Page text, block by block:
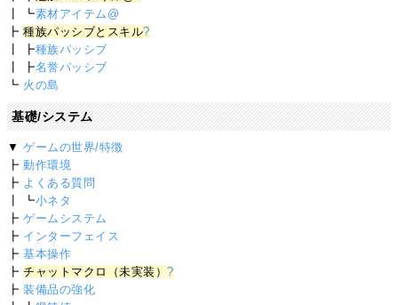
┃ ┗素材アイテム@
┣種族パッシブとスキル?
┃ ┣種族パッシブ
┃ ┣名誉パッシブ
┗ 火の島
基礎/システム
▼ゲームの世界/特徴
┣動作環境
┣ よくある質問
┃ ┗小ネタ
┣ゲームシステム
┣ インターフェイス
┣基本操作
┣チャットマクロ（未実装）?
┣装備品の強化